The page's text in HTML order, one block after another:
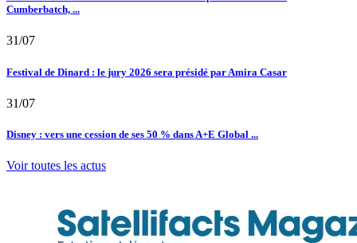
Cumberbatch, ...
31/07
Festival de Dinard : le jury 2026 sera présidé par Amira Casar
31/07
Disney : vers une cession de ses 50 % dans A+E Global ...
Voir toutes les actus